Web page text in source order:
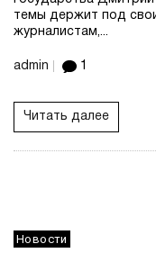
темы держит под
журналистам,...
admin 1
Читать далее
Новости